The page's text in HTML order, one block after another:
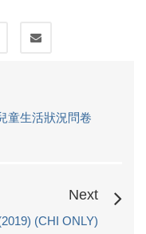
童生活狀況問卷
Next
(CHI ONLY)